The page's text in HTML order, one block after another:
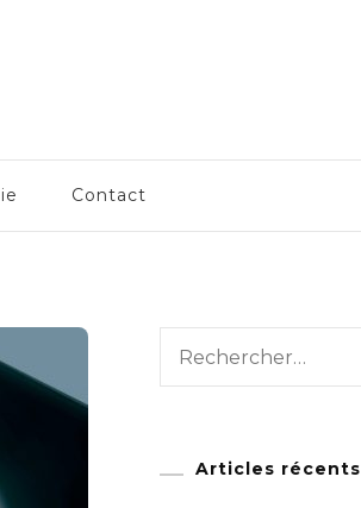
Contact
Rechercher :
Articles récents